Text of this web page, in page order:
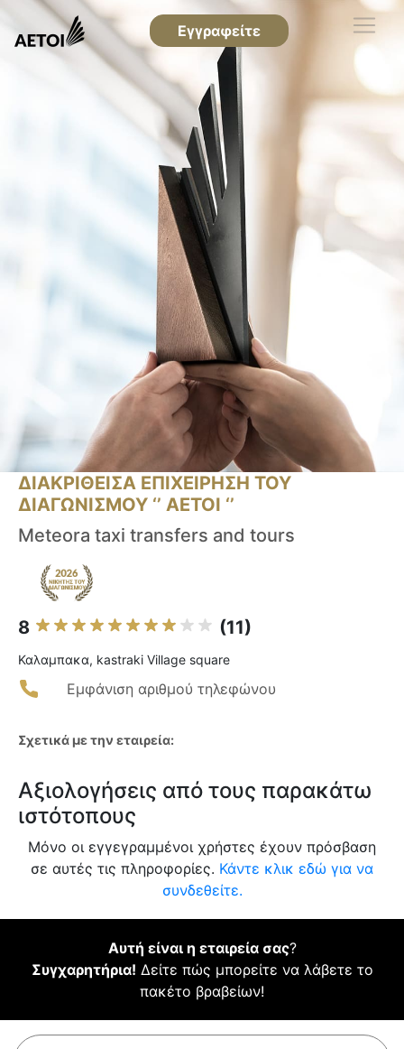
Εγγραφείτε
ΔΙΑΚΡΙΘΕΙΣΑ ΕΠΙΧΕΙΡΗΣΗ ΤΟΥ
ΔΙΑΓΩΝΙΣΜΟΥ ‘’ ΑΕΤΟΙ ‘’
Meteora taxi transfers and tours
8 (11)
Καλαμπακα, kastraki Village square
Εμφάνιση αριθμού τηλεφώνου
Σχετικά με την εταιρεία:
Αξιολογήσεις από τους παρακάτω
ιστότοπους
Μόνο οι εγγεγραμμένοι χρήστες έχουν πρόσβαση
σε αυτές τις πληροφορίες. Κάντε κλικ εδώ για να
συνδεθείτε.
Αυτή είναι η εταιρεία σας?
Συγχαρητήρια! Δείτε πώς μπορείτε να λάβετε το
πακέτο βραβείων!